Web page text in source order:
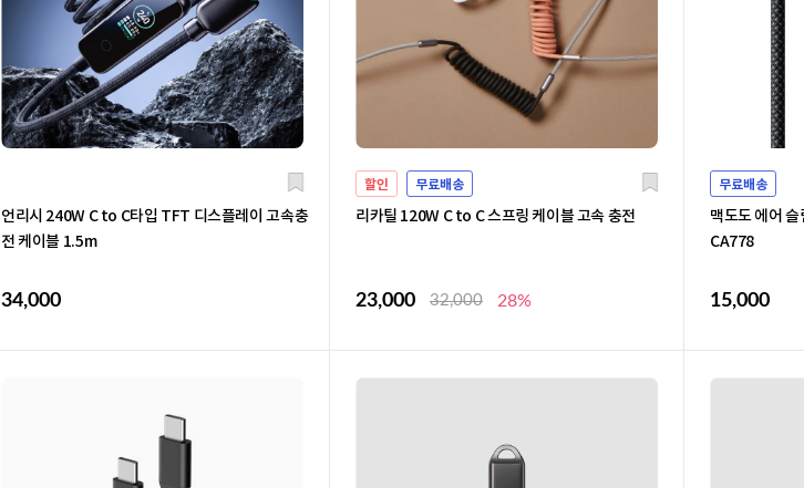
언리시 240W C to C타입 TFT 디스플레이 고속충
전 케이블 1.5m
34,000
할인 무료배송
리카틸 120W C to C 스프링 케이블 고속 충전
23,000 32,000 28%
무료배송
맥도도 에어
CA778
15,000